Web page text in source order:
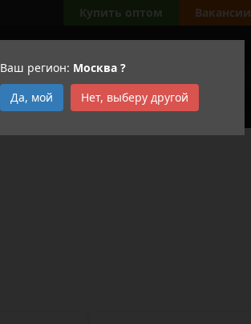
Ваш регион: Москва ?
Да, мой
Нет, выберу другой
Купить оптом Вакансии
АКЦИИ